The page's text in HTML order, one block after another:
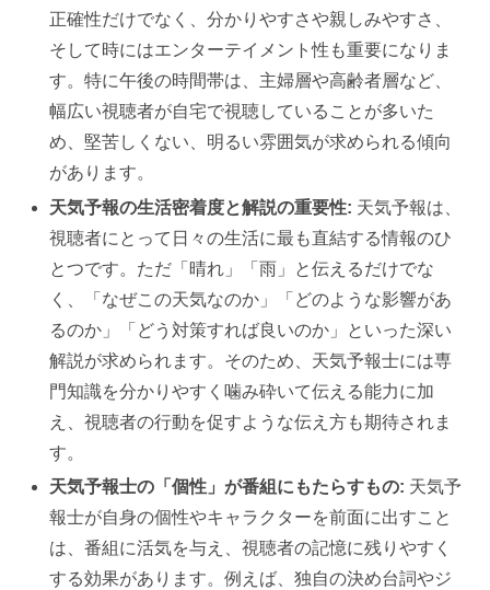
正確性だけでなく、分かりやすさや親しみやすさ、
そして時にはエンターテイメント性も重要になりま
す。特に午後の時間帯は、主婦層や高齢者層など、
幅広い視聴者が自宅で視聴していることが多いた
め、堅苦しくない、明るい雰囲気が求められる傾向
があります。
天気予報の生活密着度と解説の重要性: 天気予報は、
視聴者にとって日々の生活に最も直結する情報のひ
とつです。ただ「晴れ」「雨」と伝えるだけでな
く、「なぜこの天気なのか」「どのような影響があ
るのか」「どう対策すれば良いのか」といった深い
解説が求められます。そのため、天気予報士には専
門知識を分かりやすく噛み砕いて伝える能力に加
え、視聴者の行動を促すような伝え方も期待されま
す。
天気予報士の「個性」が番組にもたらすもの: 天気予
報士が自身の個性やキャラクターを前面に出すこと
は、番組に活気を与え、視聴者の記憶に残りやすく
する効果があります。例えば、独自の決め台詞やジ